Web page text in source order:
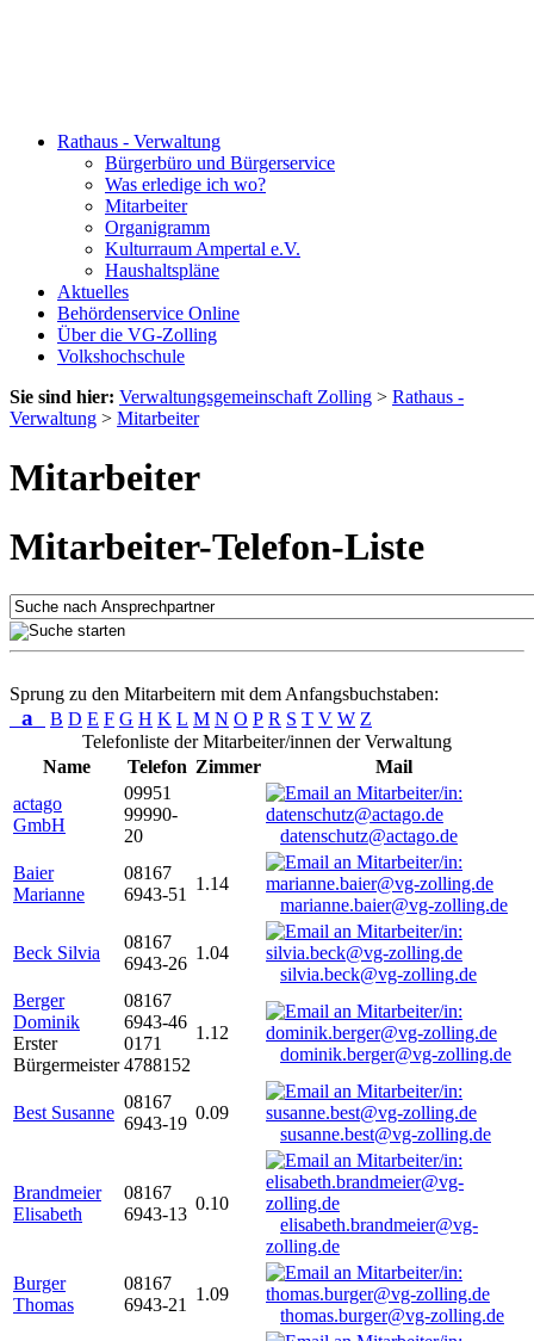
Rathaus - Verwaltung
Bürgerbüro und Bürgerservice
Was erledige ich wo?
Mitarbeiter
Organigramm
Kulturraum Ampertal e.V.
Haushaltspläne
Aktuelles
Behördenservice Online
Über die VG-Zolling
Volkshochschule
Sie sind hier: Verwaltungsgemeinschaft Zolling > Rathaus -
Verwaltung > Mitarbeiter
Mitarbeiter
Mitarbeiter-Telefon-Liste
Sprung zu den Mitarbeitern mit dem Anfangsbuchstaben:
a B D E F G H K L M N O P R S T V W Z
Telefonliste der Mitarbeiter/innen der Verwaltung
Name
Telefon Zimmer
Mail
actago
GmbH
09951
99990-
20
datenschutz@actago.de
Baier
Marianne
08167
6943-51
1.14
marianne.baier@vg-zolling.de
Beck Silvia
08167
6943-26
1.04
silvia.beck@vg-zolling.de
Berger
Dominik
Erster
Bürgermeister
08167
6943-46
0171
4788152
1.12
dominik.berger@vg-zolling.de
Best Susanne
08167
6943-19
0.09
susanne.best@vg-zolling.de
Brandmeier
Elisabeth
08167
6943-13
0.10
elisabeth.brandmeier@vg-
zolling.de
Burger
Thomas
08167
6943-21
1.09
thomas.burger@vg-zolling.de